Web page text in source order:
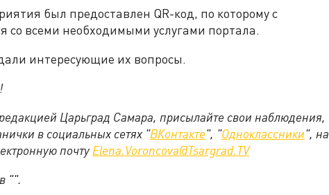
был предоставлен QR-код, по которому с
со всеми необходимыми услугами портала.
интересующие их вопросы.
Царьград Самара, присылайте свои наблюдения,
в социальных сетях "ВКонтакте", "Одноклассники", на
почту Elena.Voroncova@Tsargrad.TV
"".